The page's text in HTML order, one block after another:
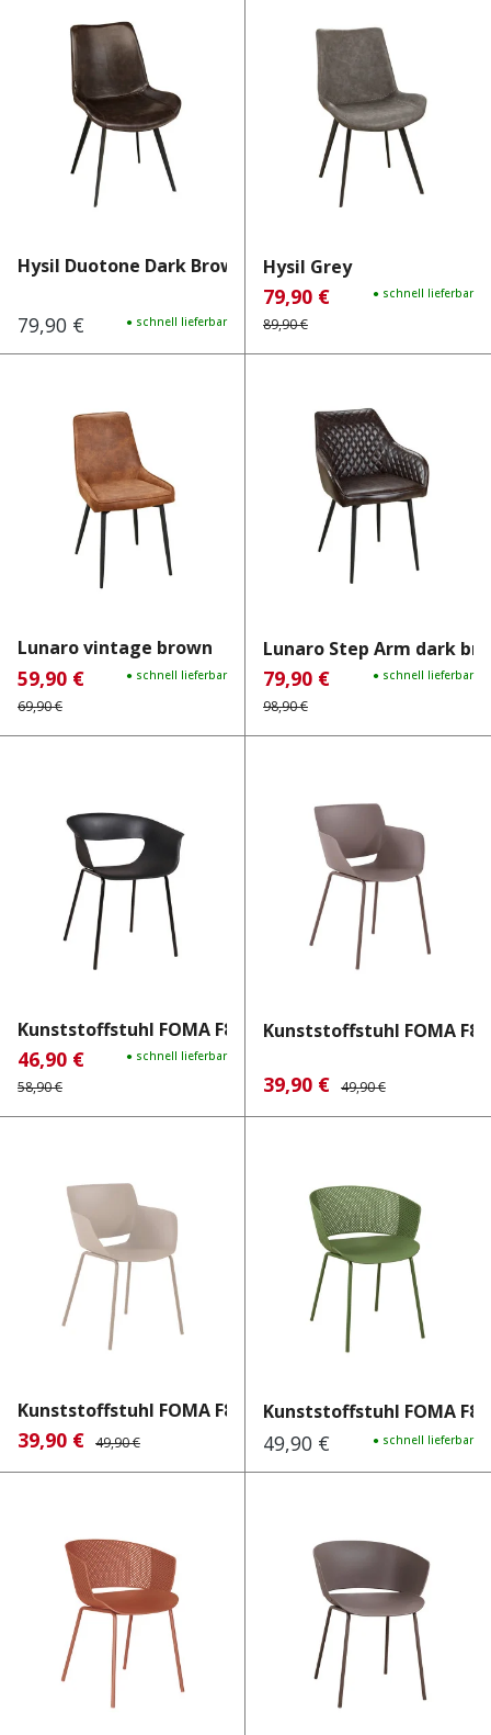
Hysil Duotone Dark Brown
Regulärer Preis:
79,90 € ● schnell lieferbar
Hysil Grey
Verkaufspreis:
79,90 €
Regulärer Preis:
89,90 €
● schnell lieferbar
Lunaro vintage brown
Verkaufspreis:
59,90 €
Regulärer Preis:
69,90 €
● schnell lieferbar
Lunaro Step Arm dark
Verkaufspreis:
79,90 €
Regulärer Preis:
98,90 €
● schnell lieferbar
Kunststoffstuhl FOMA F835 B...
Verkaufspreis:
46,90 €
Regulärer Preis:
58,90 €
● schnell lieferbar
Kunststoffstuhl FOMA
Verkaufspreis:
39,90 € Regulärer Preis:
49,90 €
Kunststoffstuhl FOMA F863 L...
Verkaufspreis:
39,90 € Regulärer Preis:
49,90 €
Kunststoffstuhl FOMA
Regulärer Preis:
49,90 € ● schnell lieferbar